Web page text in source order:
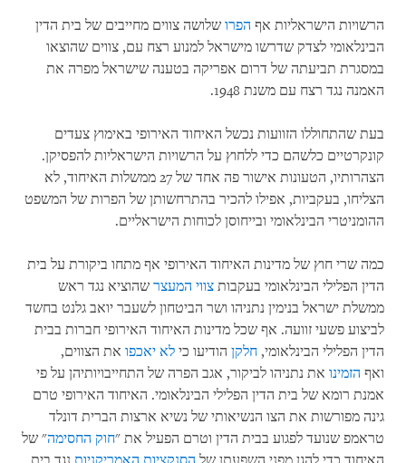
הרשויות הישראליות אף הפרו שלושה צווים מחייבים של בית הדין
הבינלאומי לצדק שדרשו מישראל למנוע רצח עם, צווים שהוצאו
במסגרת תביעתה של דרום אפריקה בטענה שישראל מפרה את
האמנה נגד רצח עם משנת 1948.
בעת שהתחוללו הזוועות נכשל האיחוד האירופי באימוץ צעדים
קונקרטיים כלשהם כדי ללחוץ על הרשויות הישראליות להפסיקן.
הצהרותיו, הטעונות אישור פה אחד של 27 ממשלות האיחוד, לא
הצליחו, בעקביות, אפילו להכיר בהתרחשותן של הפרות של המשפט
ההומניטרי הבינלאומי ובייחוסן לכוחות הישראליים.
כמה שרי חוץ של מדינות האיחוד האירופי אף מתחו ביקורת על בית
הדין הפלילי הבינלאומי בעקבות צווי המעצר שהוציא נגד ראש
ממשלת ישראל בנימין נתניהו ושר הביטחון לשעבר יואב גלנט בחשד
לביצוע פשעי זוועה. אף שכל מדינות האיחוד האירופי חברות בבית
הדין הפלילי הבינלאומי, חלקן הודיעו כי לא יאכפו את הצווים,
ואף הזמינו את נתניהו לביקור, אגב הפרה של התחייבויותיהן על פי
אמנת רומא של בית הדין הפלילי הבינלאומי. האיחוד האירופי טרם
גינה מפורשות את הצו הנשיאותי של נשיא ארצות הברית דונלד
טראמפ שנועד לפגוע בבית הדין וטרם הפעיל את "חוק החסימה" של